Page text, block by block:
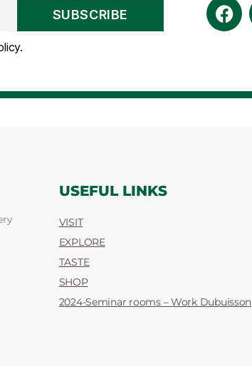
USEFUL LINKS
VISIT
EXPLORE
TASTE
SHOP
2024-Seminar rooms – Work Dubuisson